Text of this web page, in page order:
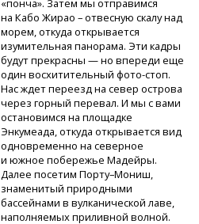
«понча». Затем мы отправимся
на Кабо Жирао – отвесную скалу над
морем, откуда открывается
изумительная панорама. Эти кадры
будут прекрасны — но впереди еще
один восхитительный фото-стоп.
Нас ждет переезд на север острова
через горный перевал. И мы с вами
остановимся на площадке
Энкумеада, откуда открывается вид
одновременно на северное
и южное побережье Мадейры.
Далее посетим Порту–Мониш,
знаменитый природными
бассейнами в вулканической лаве,
наполняемых приливной волной.